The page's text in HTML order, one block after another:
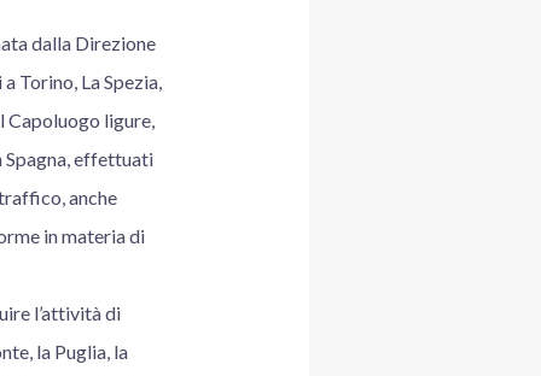
dalla Direzione
Torino, La Spezia,
Capoluogo ligure,
Spagna, effettuati
anche
in materia di
l’attività di
la Puglia, la